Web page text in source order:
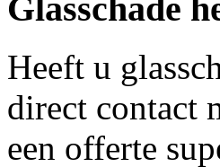
Glasschade
Heeft u
direct contact
een offerte